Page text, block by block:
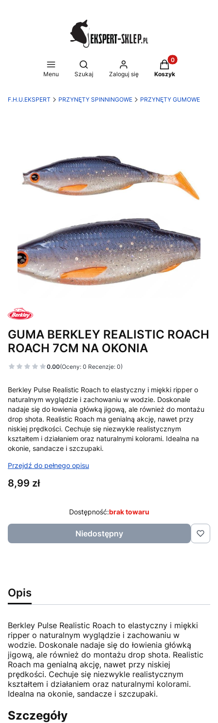
Menu
Otwórz wyszukiwarkę
Szukaj Zaloguj się
Produkty w
Koszyk
F.H.U.EKSPERT PRZYNĘTY SPINNINGOWE PRZYNĘTY GUMOWE
GUMA BERKLEY REALISTIC ROACH
ROACH 7CM NA OKONIA
0.00(Oceny: 0 Recenzje: 0)
Berkley Pulse Realistic Roach to elastyczny i miękki ripper o
naturalnym wyglądzie i zachowaniu w wodzie. Doskonale
nadaje się do łowienia główką jigową, ale również do montażu
drop shota. Realistic Roach ma genialną akcję, nawet przy
niskiej prędkości. Cechuje się niezwykle realistycznym
kształtem i działaniem oraz naturalnymi kolorami. Idealna na
okonie, sandacze i szczupaki.
Przejdź do pełnego opisu
Cena
8,99 zł
Dostępność:brak towaru
Niedostępny
Opis
Berkley Pulse Realistic Roach to elastyczny i miękki
ripper o naturalnym wyglądzie i zachowaniu w
wodzie. Doskonale nadaje się do łowienia główką
jigową, ale również do montażu drop shota. Realistic
Roach ma genialną akcję, nawet przy niskiej
prędkości. Cechuje się niezwykle realistycznym
kształtem i działaniem oraz naturalnymi kolorami.
Idealna na okonie, sandacze i szczupaki.
Szczegóły